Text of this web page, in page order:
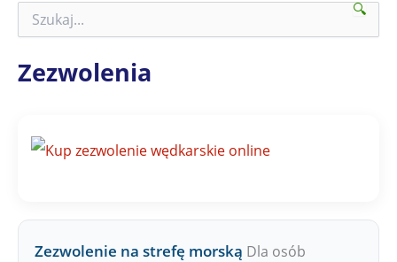
k
a
🔍
Zezwolenia
Zezwolenie na strefę morską Dla osób